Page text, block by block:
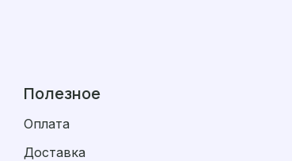
Полезное
Оплата
Доставка